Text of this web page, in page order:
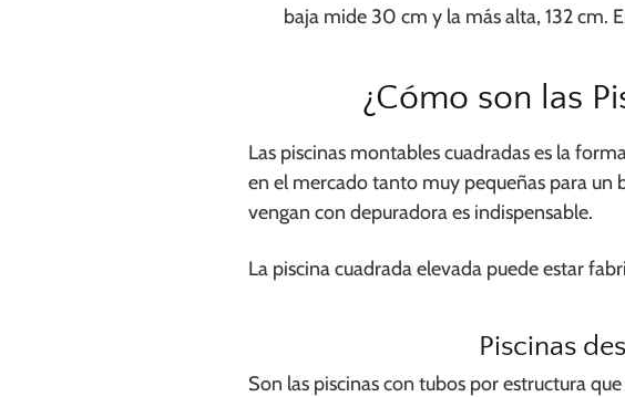
baja mide 30 cm y la más alta, 132 cm.
¿Cómo son las
Las piscinas montables cuadradas es la
en el mercado tanto muy pequeñas para un
vengan con depuradora es indispensable.
La piscina cuadrada elevada puede estar
Piscinas
Son las piscinas con tubos por estructura